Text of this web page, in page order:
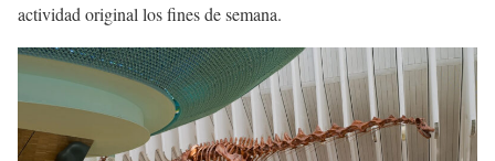
actividad original los fines de semana.